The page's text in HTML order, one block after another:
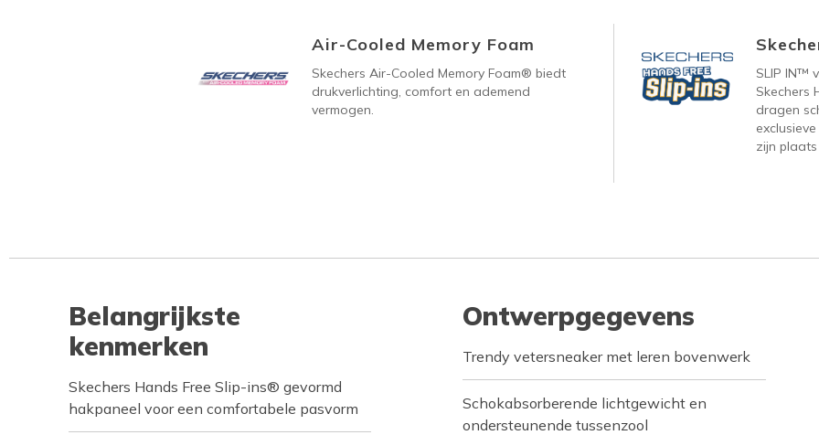
Air-Cooled Memory Foam
Skechers Air-Cooled Memory Foam® biedt
drukverlichting, comfort en ademend
vermogen.
SLIP IN™
Skechers
dragen
zijn
Belangrijkste
kenmerken
Skechers Hands Free Slip-ins® gevormd
hakpaneel voor een comfortabele pasvorm
Ontwerpgegevens
Trendy vetersneaker met leren bovenwerk
Schokabsorberende lichtgewicht en
ondersteunende tussenzool